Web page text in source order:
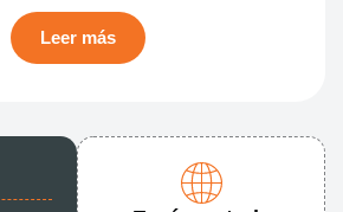
Leer más